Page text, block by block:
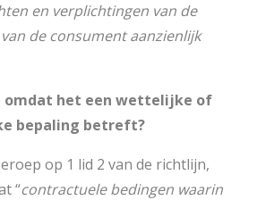
en verplichtingen van de
de consument aanzienlijk
omdat het een wettelijke of
bepaling betreft?
op 1 lid 2 van de richtlijn,
“contractuele bedingen waarin